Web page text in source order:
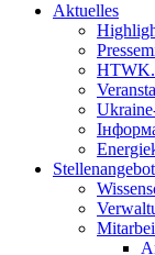
Aktuelles